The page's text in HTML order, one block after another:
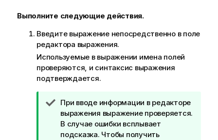
Выполните следующие действия.
Введите выражение непосредственно в поле
редактора выражения.
Используемые в выражении имена полей
проверяются, и синтаксис выражения
подтверждается.
П
р
и
м
При вводе информации в редакторе
выражения выражение проверяется.
В случае ошибки всплывает
подсказка. Чтобы получить